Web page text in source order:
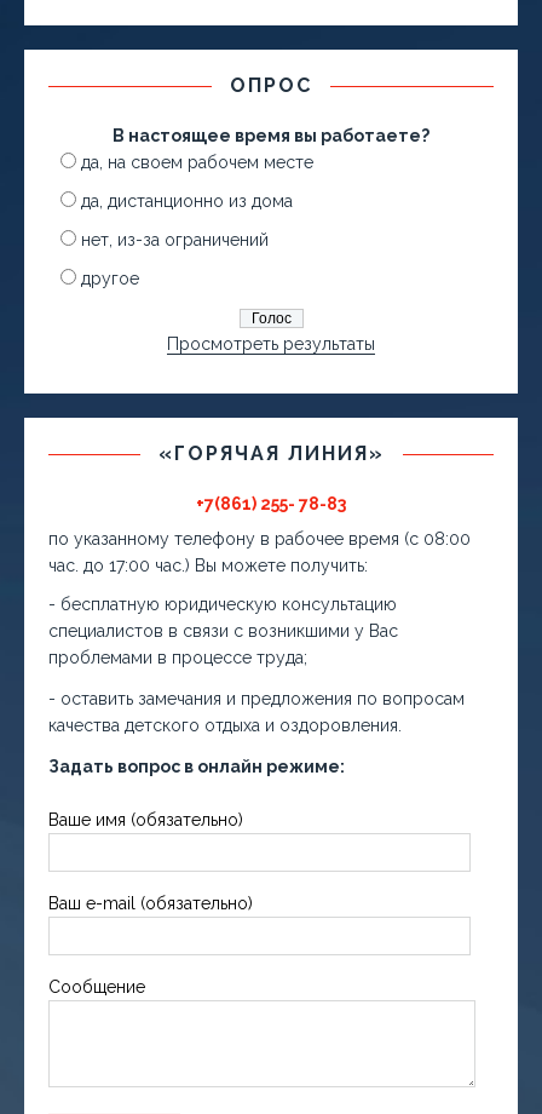
ОПРОС
В настоящее время вы работаете?
да, на своем рабочем месте
да, дистанционно из дома
нет, из-за ограничений
другое
Просмотреть результаты
«ГОРЯЧАЯ ЛИНИЯ»
+7(861) 255- 78-83
по указанному телефону в рабочее время (с 08:00
час. до 17:00 час.) Вы можете получить:
- бесплатную юридическую консультацию
специалистов в связи с возникшими у Вас
проблемами в процессе труда;
- оставить замечания и предложения по вопросам
качества детского отдыха и оздоровления.
Задать вопрос в онлайн режиме:
Ваше имя (обязательно)
Ваш e-mail (обязательно)
Сообщение